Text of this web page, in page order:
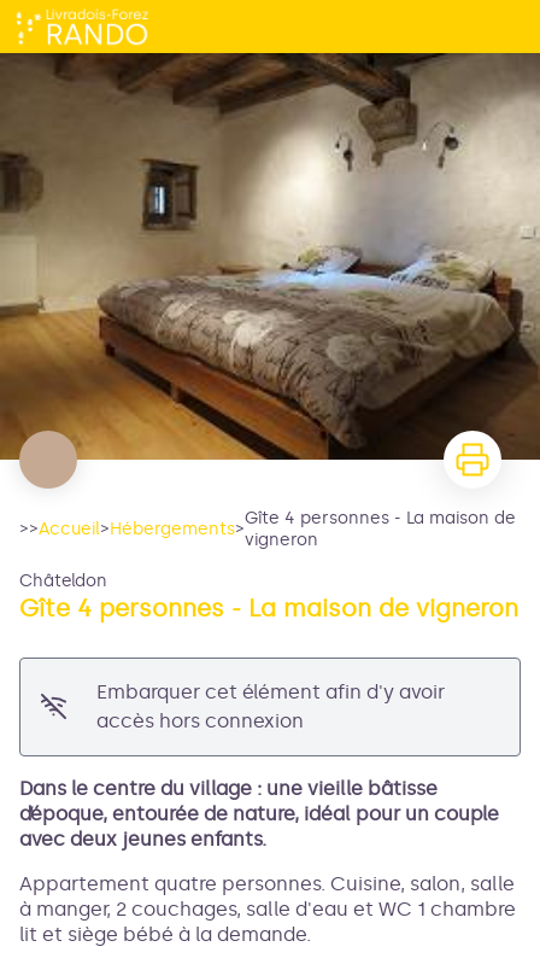
Gîte 4 personnes - La maison de vigneron
>>Accueil>Hébergements>
Gîte 4 personnes - La maison de
vigneron
Châteldon
Gîte 4 personnes - La maison de vigneron
Embarquer cet élément afin d'y avoir
accès hors connexion
Dans le centre du village : une vieille bâtisse
d’époque, entourée de nature, idéal pour un couple
avec deux jeunes enfants.
Appartement quatre personnes. Cuisine, salon, salle
à manger, 2 couchages, salle d'eau et WC 1 chambre
lit et siège bébé à la demande.